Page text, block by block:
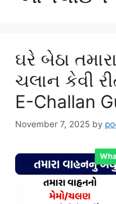
ઘરે બેઠા
ચલાન કેવી
E-Challan
November 7, 2025 by